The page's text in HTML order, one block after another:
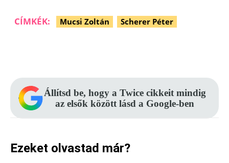
CÍMKÉK: Mucsi Zoltán Scherer Péter
Állítsd be, hogy a Twice cikkeit mindig
az elsők között lásd a Google-ben
Ezeket olvastad már?